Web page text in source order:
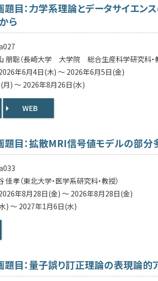
目：力学系理論とデータサイエン
ら
朋聡（長崎大学 大学院 総合生産科学研究科・
2026年6月4日(木) ～ 2026年6月5日(金)
) ～ 2026年8月26日(水)
WEB
目：拡散MRI信号値モデルの部分
佳孝（東北大学・医学系研究科・教授）
2026年8月28日(金) ～ 2026年8月28日(金)
) ～ 2027年1月6日(水)
目：量子誤り訂正理論の表現論的